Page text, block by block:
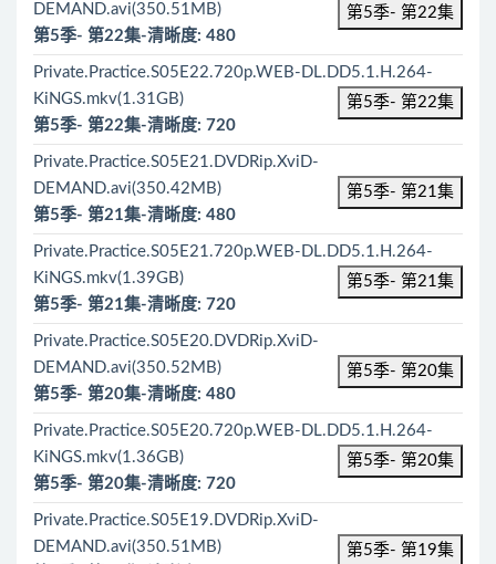
DEMAND.avi(350.51MB)
第5季- 第22集
第5季- 第22集-清晰度: 480
Private.Practice.S05E22.720p.WEB-DL.DD5.1.H.264-
KiNGS.mkv(1.31GB)
第5季- 第22集
第5季- 第22集-清晰度: 720
Private.Practice.S05E21.DVDRip.XviD-
DEMAND.avi(350.42MB)
第5季- 第21集
第5季- 第21集-清晰度: 480
Private.Practice.S05E21.720p.WEB-DL.DD5.1.H.264-
KiNGS.mkv(1.39GB)
第5季- 第21集
第5季- 第21集-清晰度: 720
Private.Practice.S05E20.DVDRip.XviD-
DEMAND.avi(350.52MB)
第5季- 第20集
第5季- 第20集-清晰度: 480
Private.Practice.S05E20.720p.WEB-DL.DD5.1.H.264-
KiNGS.mkv(1.36GB)
第5季- 第20集
第5季- 第20集-清晰度: 720
Private.Practice.S05E19.DVDRip.XviD-
DEMAND.avi(350.51MB)
第5季- 第19集